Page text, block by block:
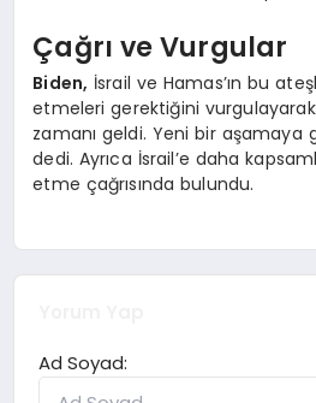
Çağrı ve Vurgular
Biden, İsrail ve Hamas’ın bu
etmeleri gerektiğini
zamanı geldi. Yeni bir aşamaya
dedi. Ayrıca İsrail’e daha
etme çağrısında bulundu.
Ad Soyad: